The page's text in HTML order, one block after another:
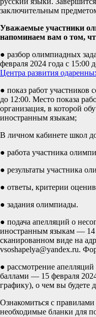
заключительным
Уважаемые участники
напоминаем вам о том,
● разбор олимпиадных
февраля 2024 года с 15:00
Центра развития
● показ работ участников
до 12:00. Место показа
организация, в которой
иностранным языкам;
В личном кабинете школ
● работа участника
● результаты участника
● ответы, критерии
● задания олимпиады.
● подача апелляций о
иностранным языкам — 14
сканированном виде на
vsoshapelya@yandex.ru.
● рассмотрение
баллами — 15 февраля
графику), о чем вы будете
Ознакомиться с
необходимые бланки для